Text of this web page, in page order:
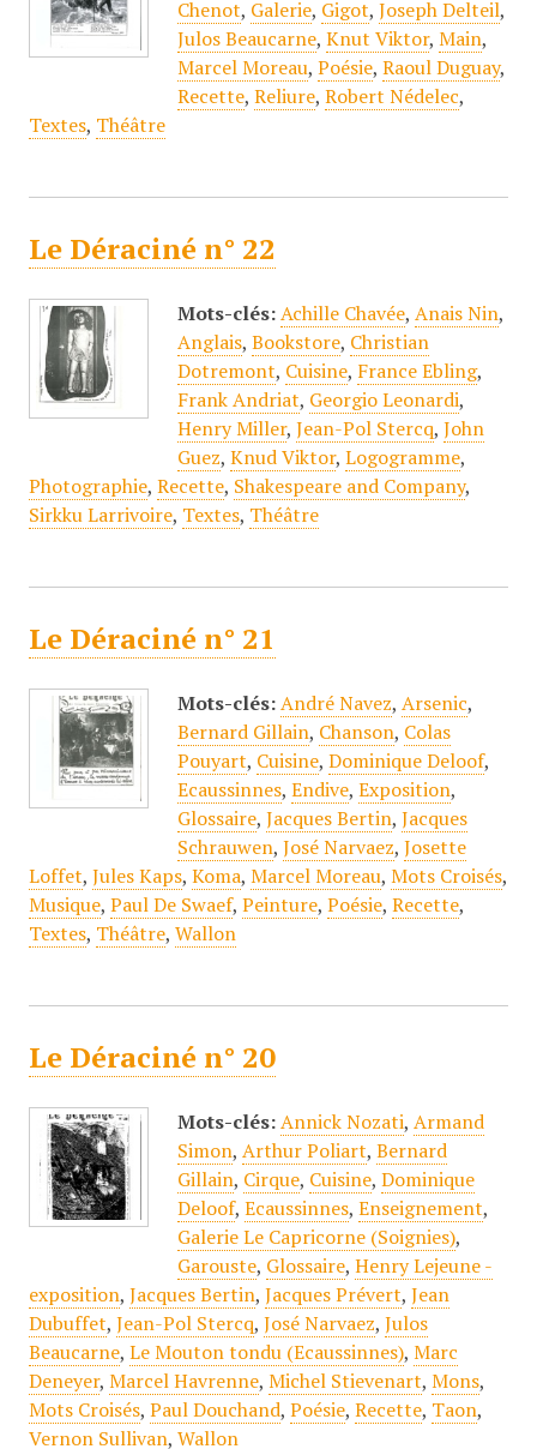
Chenot, Galerie, Gigot, Joseph Delteil,
Julos Beaucarne, Knut Viktor, Main,
Marcel Moreau, Poésie, Raoul Duguay,
Recette, Reliure, Robert Nédelec,
Textes, Théâtre
Le Déraciné n° 22
Mots-clés: Achille Chavée, Anais Nin,
Anglais, Bookstore, Christian
Dotremont, Cuisine, France Ebling,
Frank Andriat, Georgio Leonardi,
Henry Miller, Jean-Pol Stercq, John
Guez, Knud Viktor, Logogramme,
Photographie, Recette, Shakespeare and Company,
Sirkku Larrivoire, Textes, Théâtre
Le Déraciné n° 21
Mots-clés: André Navez, Arsenic,
Bernard Gillain, Chanson, Colas
Pouyart, Cuisine, Dominique Deloof,
Ecaussinnes, Endive, Exposition,
Glossaire, Jacques Bertin, Jacques
Schrauwen, José Narvaez, Josette
Loffet, Jules Kaps, Koma, Marcel Moreau, Mots Croisés,
Musique, Paul De Swaef, Peinture, Poésie, Recette,
Textes, Théâtre, Wallon
Le Déraciné n° 20
Mots-clés: Annick Nozati, Armand
Simon, Arthur Poliart, Bernard
Gillain, Cirque, Cuisine, Dominique
Deloof, Ecaussinnes, Enseignement,
Galerie Le Capricorne (Soignies),
Garouste, Glossaire, Henry Lejeune -
exposition, Jacques Bertin, Jacques Prévert, Jean
Dubuffet, Jean-Pol Stercq, José Narvaez, Julos
Beaucarne, Le Mouton tondu (Ecaussinnes), Marc
Deneyer, Marcel Havrenne, Michel Stievenart, Mons,
Mots Croisés, Paul Douchand, Poésie, Recette, Taon,
Vernon Sullivan, Wallon